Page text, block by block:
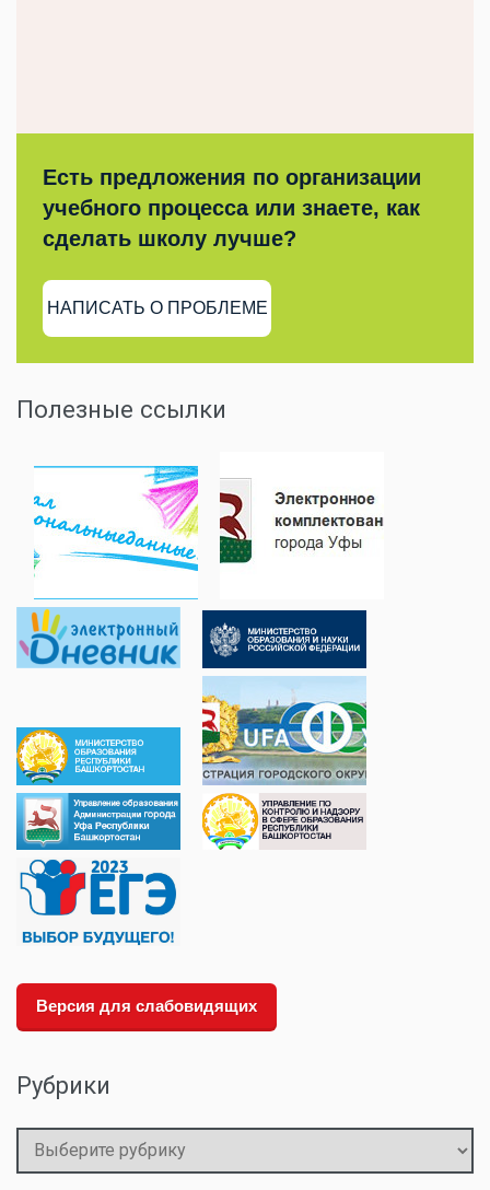
Есть предложения по организации
учебного процесса или знаете, как
сделать школу лучше?
НАПИСАТЬ О ПРОБЛЕМЕ
Полезные ссылки
Версия для слабовидящих
Рубрики
Рубрики